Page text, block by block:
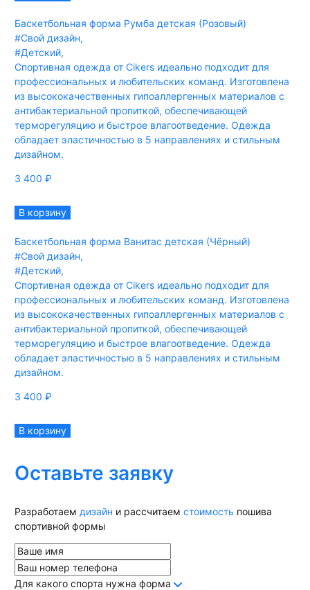
Баскетбольная форма Румба детская (Розовый)
#Свой дизайн,
#Детский,
Спортивная одежда от Cikers идеально подходит для
профессиональных и любительских команд. Изготовлена
из высококачественных гипоаллергенных материалов с
антибактериальной пропиткой, обеспечивающей
терморегуляцию и быстрое влагоотведение. Одежда
обладает эластичностью в 5 направлениях и стильным
дизайном.
3 400 ₽
В корзину
Баскетбольная форма Ванитас детская (Чёрный)
#Свой дизайн,
#Детский,
Спортивная одежда от Cikers идеально подходит для
профессиональных и любительских команд. Изготовлена
из высококачественных гипоаллергенных материалов с
антибактериальной пропиткой, обеспечивающей
терморегуляцию и быстрое влагоотведение. Одежда
обладает эластичностью в 5 направлениях и стильным
дизайном.
3 400 ₽
В корзину
Оставьте заявку
Разработаем дизайн и рассчитаем стоимость пошива
спортивной формы
Для какого спорта нужна форма